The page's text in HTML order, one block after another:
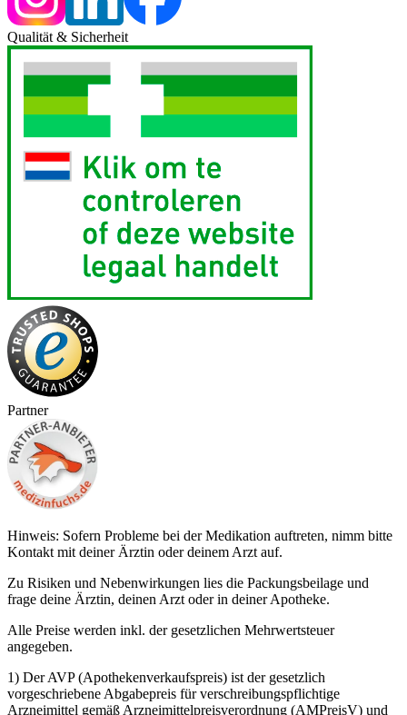
Qualität & Sicherheit
Partner
Hinweis: Sofern Probleme bei der Medikation auftreten, nimm bitte
Kontakt mit deiner Ärztin oder deinem Arzt auf.
Zu Risiken und Nebenwirkungen lies die Packungsbeilage und
frage deine Ärztin, deinen Arzt oder in deiner Apotheke.
Alle Preise werden inkl. der gesetzlichen Mehrwertsteuer
angegeben.
1) Der AVP (Apothekenverkaufspreis) ist der gesetzlich
vorgeschriebene Abgabepreis für verschreibungspflichtige
Arzneimittel gemäß Arzneimittelpreisverordnung (AMPreisV) und